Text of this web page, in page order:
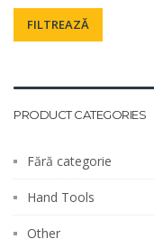
FILTREAZĂ
PRODUCT CATEGORIES
Fără categorie
Hand Tools
Other